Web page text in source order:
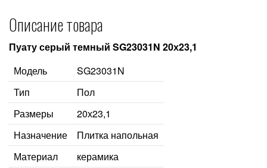
Описание товара
Пуату серый темный SG23031N 20х23,1
Модель
SG23031N
Тип
Пол
Размеры
20х23,1
Назначение
Плитка напольная
Материал
керамика